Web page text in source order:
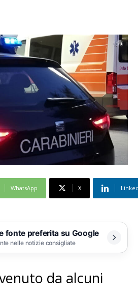
WhatsApp X
fonte preferita su Google
nelle notizie consigliate
da alcuni